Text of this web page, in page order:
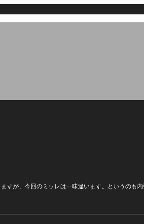
が、今回のミッレは一味違います。というのも